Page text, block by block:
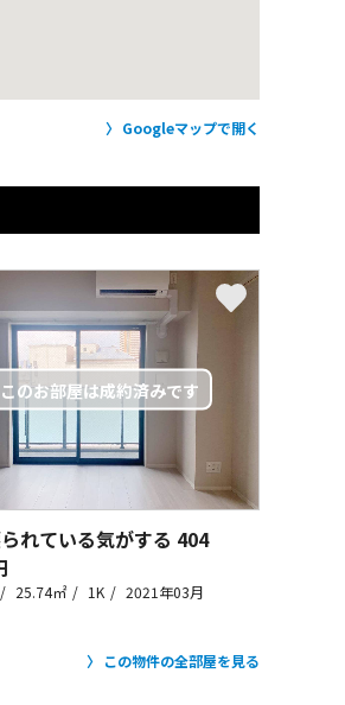
Googleマップで開く
れている気がする 404
25.74㎡ 1K 2021年03月
この物件の全部屋を見る